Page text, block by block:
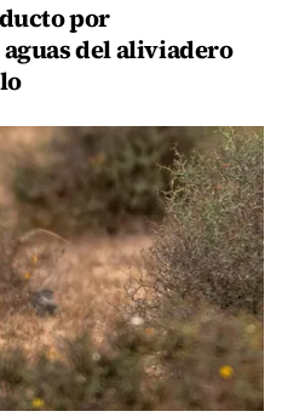
por
del aliviadero